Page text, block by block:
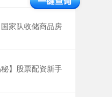
家队收储商品房
】股票配资新手